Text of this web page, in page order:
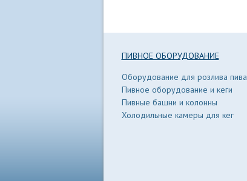
ПИВНОЕ ОБОРУДОВАНИЕ
Оборудование для розлива пива
Пивное оборудование и кеги
Пивные башни и колонны
Холодильные камеры для кег